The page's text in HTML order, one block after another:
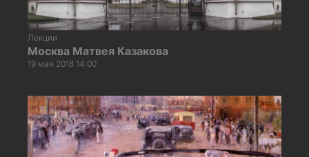
Лекции
Москва Матвея Казакова
19 мая 2018 14:00